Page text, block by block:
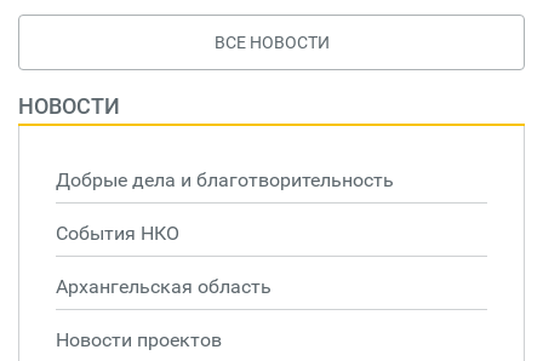
ВСЕ НОВОСТИ
НОВОСТИ
Добрые дела и благотворительность
События НКО
Архангельская область
Новости проектов